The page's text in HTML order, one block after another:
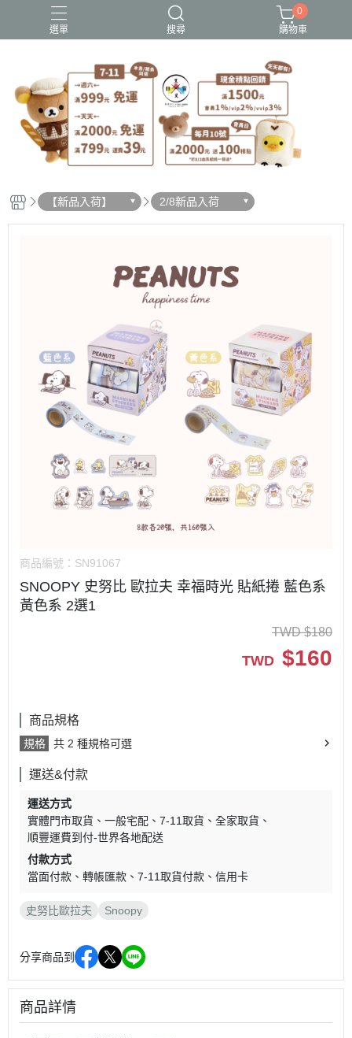
選單 搜尋
史努比歐拉夫 吉伊卡哇 憂傷馬戲團
拉拉熊
迪士尼-玩具總動員
0
購物車
【新品入荷】 2/8新品入荷
商品編號： SN91067
SNOOPY 史努比 歐拉夫 幸福時光 貼紙捲 藍色系
黃色系 2選1
TWD $180
TWD $160
商品規格
規格 共 2 種規格可選
運送&付款
運送方式
實體門市取貨
一般宅配 7-11取貨
全家取貨
順豐運費到付-世界各地配送
付款方式
當面付款
轉帳匯款 7-11取貨付款 信用卡
史努比歐拉夫 Snoopy
分享商品到
商品詳情